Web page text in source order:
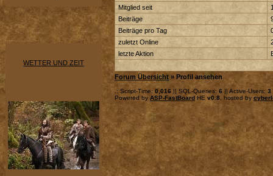
WETTER UND ZEIT
Mitglied seit
Beiträge
Beiträge pro Tag
zuletzt Online
letzte Aktion
Forum Übersicht » Profil ansehen
.: Script-Time:0,016 || SQL-Queries: 6 || Active-Users: 3
Powered by ASP-FastBoard HE v0.8 , hosted by